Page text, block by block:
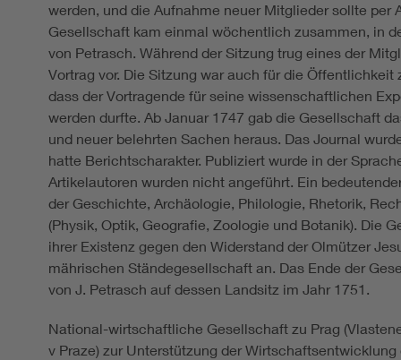
werden, und die Aufnahme neuer Mitglieder sollte per
Gesellschaft kam einmal wöchentlich zusammen, in
von Petrasch. Während der Sitzung trug eines der
Vortrag vor. Die Sitzung war auch für die
dass der Vortragende für seine wissenschaftlichen
werden durfte. Ab Januar 1747 gab die Gesellschaft
und neuer belehrten Sachen heraus. Das Journal
hatte Berichtscharakter. Publiziert wurde in der
Artikelautoren wurden nicht angeführt. Ein
der Geschichte, Archäologie, Philologie, Rhetorik,
(Physik, Optik, Geografie, Zoologie und Botanik). Die
ihrer Existenz gegen den Widerstand der Olmützer
mährischen Ständegesellschaft an. Das Ende der
von J. Petrasch auf dessen Landsitz im Jahr 1751.
National-wirtschaftliche Gesellschaft zu Prag
v Praze) zur Unterstützung der